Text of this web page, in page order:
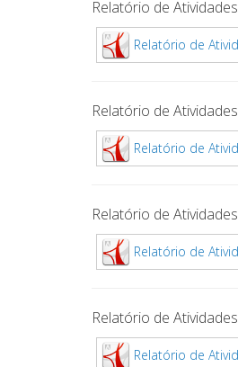
Relatório de
Relatório de
Relatório de
Relatório de
Relatório de
Relatório de
Relatório de
Relatório de